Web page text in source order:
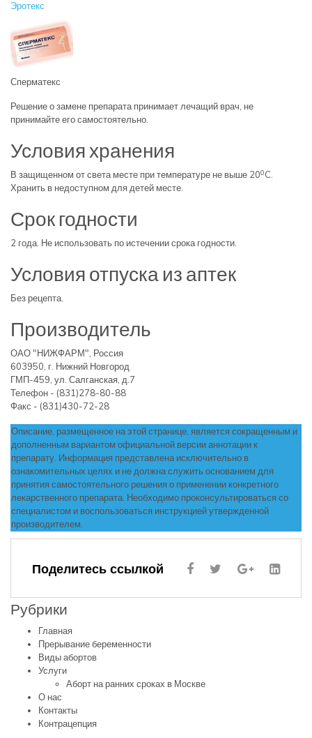
Эротекс
Сперматекс
Решение о замене препарата принимает лечащий врач, не
принимайте его самостоятельно.
Условия хранения
В защищенном от света месте при температуре не выше 200C.
Хранить в недоступном для детей месте.
Срок годности
2 года. Не использовать по истечении срока годности.
Условия отпуска из аптек
Без рецепта.
Производитель
ОАО "НИЖФАРМ", Россия
603950, г. Нижний Новгород
ГМП-459, ул. Салганская, д.7
Телефон - (831)278-80-88
Факс - (831)430-72-28
Описание, размещенное на этой странице, является сокращенным и
дополненным вариантом официальной версии аннотации к
препарату. Информация представлена исключительно в
ознакомительных целях и не должна служить основанием для
принятия самостоятельного решения о применении конкретного
лекарственного препарата. Необходимо проконсультироваться со
специалистом и воспользоваться инструкцией утвержденной
производителем.
Поделитесь ссылкой
Рубрики
Главная
Прерывание беременности
Виды абортов
Услуги
Аборт на ранних сроках в Москве
О нас
Контакты
Контрацепция